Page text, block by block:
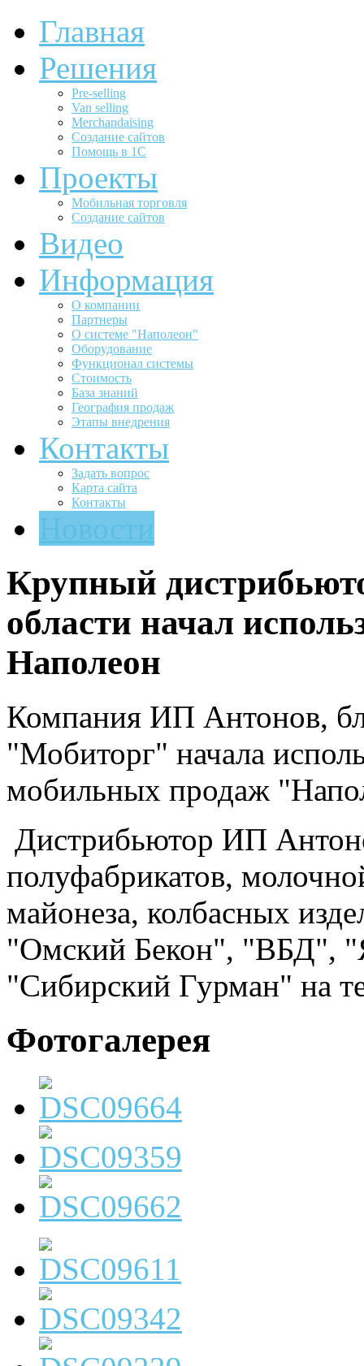
Главная
Решения
Pre-selling
Van selling
Merchandaising
Создание сайтов
Помощь в 1С
Проекты
Мобильная торговля
Создание сайтов
Видео
Информация
О компании
Партнеры
О системе "Наполеон"
Оборудование
Функционал системы
Стоимость
База знаний
География продаж
Этапы внедрения
Контакты
Задать вопрос
Карта сайта
Контакты
Крупный
области начал
Наполеон
Компания ИП Антонов,
"Мобиторг" начала
мобильных продаж
Дистрибьютор ИП
полуфабрикатов,
майонеза, колбасных
"Омский Бекон", "ВБД",
"Сибирский Гурман" на
Фотогалерея